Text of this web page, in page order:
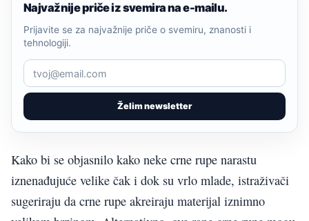
Najvažnije priče iz svemira na e-mailu.
Želim newsletter
Prijavite se za najvažnije priče o svemiru, znanosti i
tehnologiji.
Kako bi se objasnilo kako neke crne rupe narastu
iznenađujuće velike čak i dok su vrlo mlade, istraživači
sugeriraju da crne rupe akreiraju materijal iznimno